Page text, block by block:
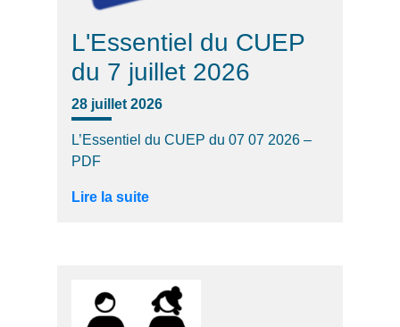
L'Essentiel du CUEP
du 7 juillet 2026
28 juillet 2026
L’Essentiel du CUEP du 07 07 2026 –
PDF
Lire la suite